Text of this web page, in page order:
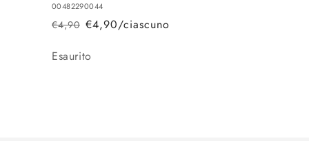
00482290044
Prezzo
listino
€4,90
Prezzo €4,90/ciascuno
Quantità
Esaurito